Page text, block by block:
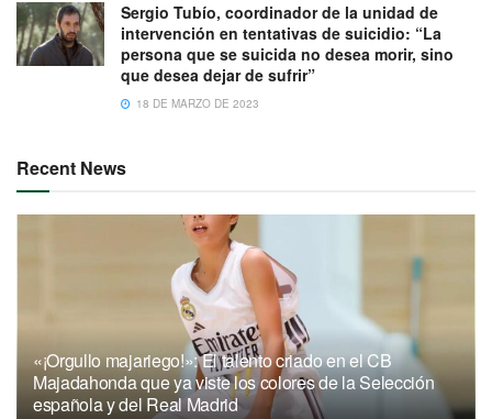
Sergio Tubío, coordinador de la unidad de
intervención en tentativas de suicidio: “La
persona que se suicida no desea morir, sino
que desea dejar de sufrir”
18 DE MARZO DE 2023
Recent News
«¡Orgullo majariego!»: El talento criado en el CB
Majadahonda que ya viste los colores de la Selección
española y del Real Madrid